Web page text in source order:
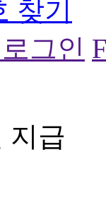
찾기
그인
지급